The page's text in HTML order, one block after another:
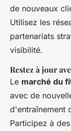
de nouveaux
Utilisez les
partenariats
visibilité.
Restez à jour
Le marché du
avec de
d'entraînement
Participez à